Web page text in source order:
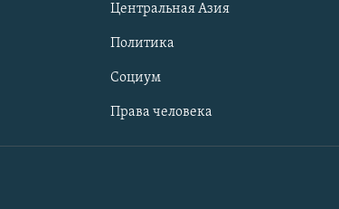
Центральная Азия
Политика
Социум
Права человека